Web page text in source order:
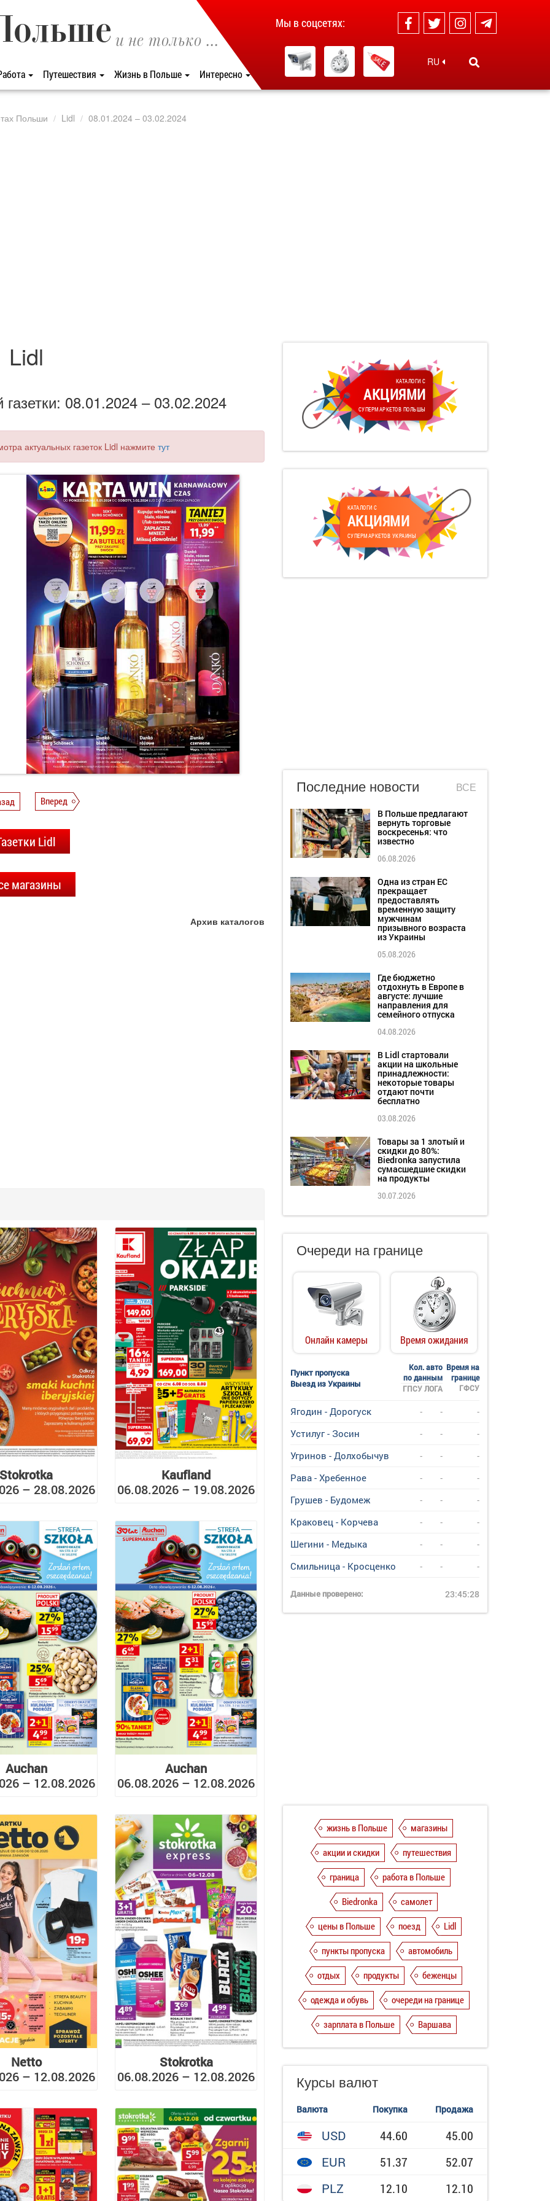
и не только ...
Путешествия Жизнь в Польше Интересно
Мы в соцсетях:
RU
Польши Lidl 08.01.2024 – 03.02.2024
Lidl
08.01.2024 – 03.02.2024
актуальных газеток Lidl нажмите тут
Вперед
Lidl
магазины
Архив каталогов
Stokrotka
– 28.08.2026
Kaufland
06.08.2026 – 19.08.2026
Auchan
– 12.08.2026
Auchan
06.08.2026 – 12.08.2026
Netto
– 12.08.2026
Stokrotka
06.08.2026 – 12.08.2026
КАТАЛОГИ С
АКЦИЯМИ
СУПЕРМАРКЕТОВ ПОЛЬШЫ
КАТАЛОГИ С
АКЦИЯМИ
СУПЕРМАРКЕТОВ УКРАИНЫ
Последние новости ВСЕ
В Польше предлагают
вернуть торговые
воскресенья: что
известно
06.08.2026
Одна из стран ЕС
прекращает
предоставлять
временную защиту
мужчинам
призывного возраста
из Украины
05.08.2026
Где бюджетно
отдохнуть в Европе в
августе: лучшие
направления для
семейного отпуска
04.08.2026
В Lidl стартовали
акции на школьные
принадлежности:
некоторые товары
отдают почти
бесплатно
03.08.2026
Товары за 1 злотый и
скидки до 80%:
Biedronka запустила
сумасшедшие скидки
на продукты
30.07.2026
Очереди на границе
Онлайн камеры Время ожидания
Пункт пропуска
Выезд из Украины
Кол. авто
по данным
Время на
границе
ГФСУ
ГПСУ ЛОГА
Ягодин - Дорогуск - -
-
Устилуг - Зосин
- -
-
Угринов - Долхобычув
- -
-
Рава - Хребенное
- -
-
Грушев - Будомеж
- -
-
Краковец - Корчева
- -
-
Шегини - Медыка
- -
-
Смильница - Кросценко
- - -
Данные проверено: 23:45:28
жизнь в Польше
магазины
акции и скидки
путешествия
граница
работа в Польше
Biedronka
самолет
цены в Польше
поезд
Lidl
пункты пропуска
автомобиль
отдых
продукты
беженцы
одежда и обувь
очереди на границе
зарплата в Польше
Варшава
Курсы валют
Валюта Покупка Продажа
USD 44.60
45.00
EUR
51.37
52.07
PLZ
12.10 12.10